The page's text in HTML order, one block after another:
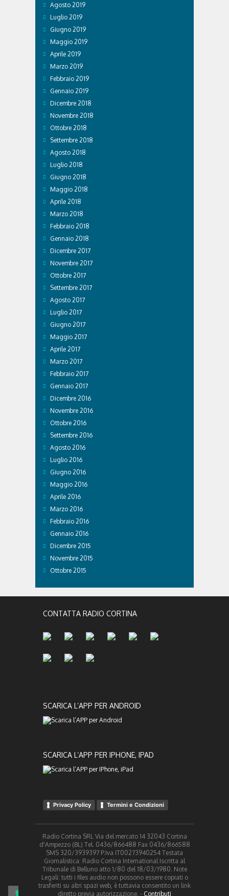
Agosto 2019
Luglio 2019
Giugno 2019
Maggio 2019
Aprile 2019
Marzo 2019
Febbraio 2019
Gennaio 2019
Dicembre 2018
Novembre 2018
Ottobre 2018
Settembre 2018
Agosto 2018
Luglio 2018
Giugno 2018
Maggio 2018
Aprile 2018
Marzo 2018
Febbraio 2018
Gennaio 2018
Dicembre 2017
Novembre 2017
Ottobre 2017
Settembre 2017
Agosto 2017
Luglio 2017
Giugno 2017
Maggio 2017
Aprile 2017
Marzo 2017
Febbraio 2017
Gennaio 2017
Dicembre 2016
Novembre 2016
Ottobre 2016
Settembre 2016
Agosto 2016
Luglio 2016
Giugno 2016
Maggio 2016
Aprile 2016
Marzo 2016
Febbraio 2016
Gennaio 2016
Dicembre 2015
Novembre 2015
Ottobre 2015
CONTATTA RADIO CORTINA
SCARICA L’APP PER ANDROID
SCARICA L’APP PER IPHONE, IPAD
Privacy Policy Termini e Condizioni
Radio Cortina SRL Via del mercato 14 32043 Cortina
d'Ampezzo (BL) Tel. 0436/866488 Fax 0436/866588
SMS 320/3939397 P.Iva IT00273940254 Testata
Giornalistica: Radio Cortina International Iscritta al
Tribunale di Belluno atto 1/80 del 18/03/1980. Note
Legali: tutti i files audio non possono essere copiati o
trasferiti su altri spazi web, è tuttavia consentito un link
diretto previa autorizzazione. - Contributi